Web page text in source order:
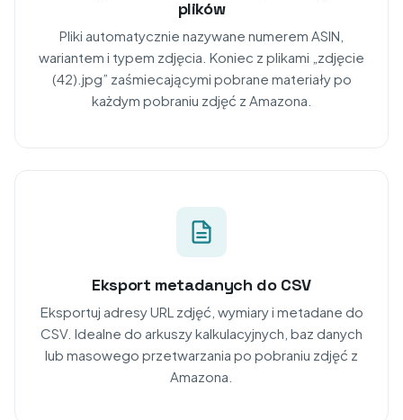
plików
Pliki automatycznie nazywane numerem ASIN,
wariantem i typem zdjęcia. Koniec z plikami „zdjęcie
(42).jpg” zaśmiecającymi pobrane materiały po
każdym pobraniu zdjęć z Amazona.
Eksport metadanych do CSV
Eksportuj adresy URL zdjęć, wymiary i metadane do
CSV. Idealne do arkuszy kalkulacyjnych, baz danych
lub masowego przetwarzania po pobraniu zdjęć z
Amazona.